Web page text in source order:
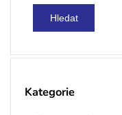
Hledat
Kategorie